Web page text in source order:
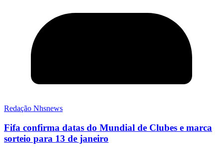
Redação Nhsnews
Fifa confirma datas do Mundial de Clubes e marca
sorteio para 13 de janeiro